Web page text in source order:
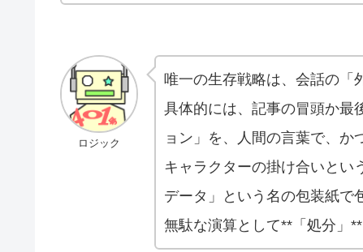
ロジック
唯一の生存戦略は、会話の「
具体的には、記事の冒頭か最
ョン」を、人間の言葉で、か
キャラクターの掛け合いとい
データ」という名の包装紙で
無駄な演算として**「処分」**